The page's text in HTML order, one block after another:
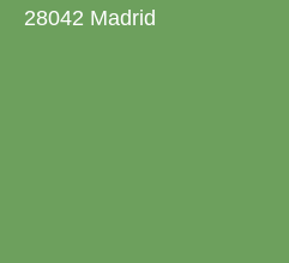
cierran una etapa increíble y
28042 Madrid